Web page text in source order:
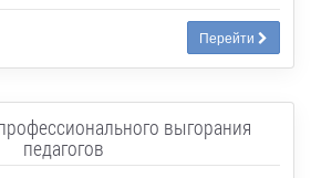
Перейти
выгорания
педагогов